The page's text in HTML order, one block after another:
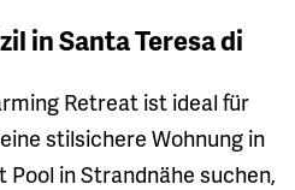
in Santa Teresa di
Retreat ist ideal für
stilsichere Wohnung in
in Strandnähe suchen,